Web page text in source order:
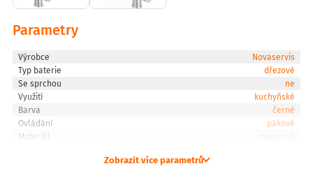
Parametry
Výrobce
Novaservis
Typ baterie
dřezové
Se sprchou
ne
Využití
kuchyňské
Barva
černé
Ovládání
pákové
Materiál
mosazné
Zobrazit více parametrů